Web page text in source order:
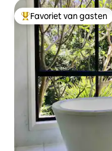
Topfavoriet van gasten
Favoriet van gasten